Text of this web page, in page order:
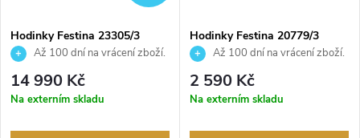
Hodinky Festina 23305/3
Až 100 dní na vrácení zboží.
Autorizovaný prodejce.
14 990 Kč
Na externím skladu
Hodinky Festina 20779/3
Až 100 dní na vrácení zboží.
Autorizovaný prodejce.
2 590 Kč
Na externím skladu